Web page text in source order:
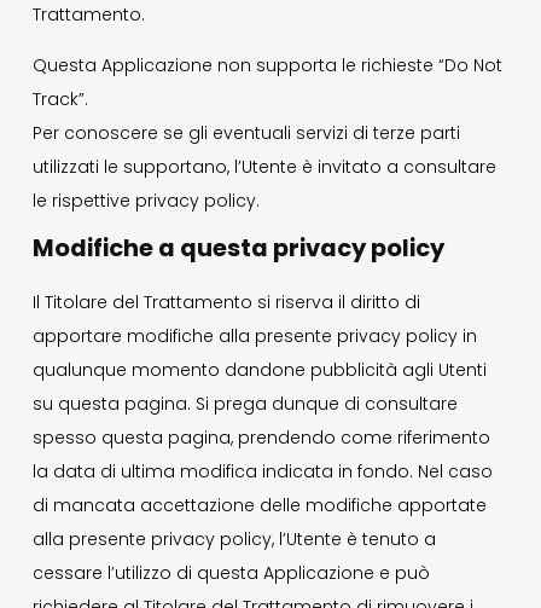
Trattamento.
Questa Applicazione non supporta le richieste “Do Not
Track”.
Per conoscere se gli eventuali servizi di terze parti
utilizzati le supportano, l’Utente è invitato a consultare
le rispettive privacy policy.
Modifiche a questa privacy policy
Il Titolare del Trattamento si riserva il diritto di
apportare modifiche alla presente privacy policy in
qualunque momento dandone pubblicità agli Utenti
su questa pagina. Si prega dunque di consultare
spesso questa pagina, prendendo come riferimento
la data di ultima modifica indicata in fondo. Nel caso
di mancata accettazione delle modifiche apportate
alla presente privacy policy, l’Utente è tenuto a
cessare l’utilizzo di questa Applicazione e può